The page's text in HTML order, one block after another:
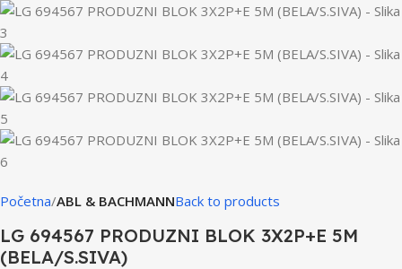
Početna ABL & BACHMANNBack to products
LG 694567 PRODUZNI BLOK 3X2P+E 5M
(BELA/S.SIVA)